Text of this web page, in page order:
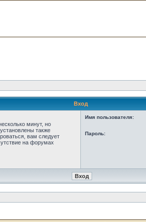
Вход
минут, но
также
вам следует
на форумах
Имя пользователя:
Пароль: